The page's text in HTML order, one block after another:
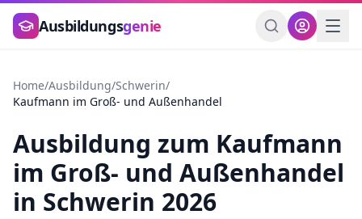
Zum Hauptinhalt springen
Ausbildungsgenie
Home/Ausbildung/Schwerin/
Kaufmann im Groß- und Außenhandel
Ausbildung zum Kaufmann
im Groß- und Außenhandel
in Schwerin 2026